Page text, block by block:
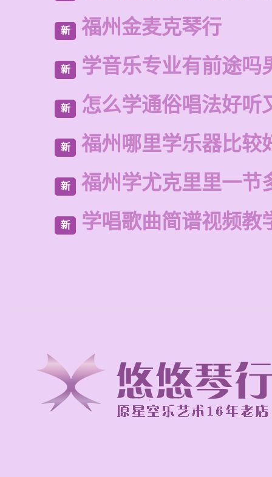
新 福州金麦克琴行
新 学音乐专业有前途吗
新 怎么学通俗唱法好听
新 福州哪里学乐器比较
新 福州学尤克里里一节
新 学唱歌曲简谱视频教